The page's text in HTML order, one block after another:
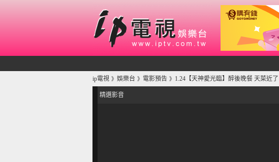
ip電視 》 娛樂台 》 電影預告 》 1.24【天神愛光臨】醉後晚餐 天菜近了
精選影音